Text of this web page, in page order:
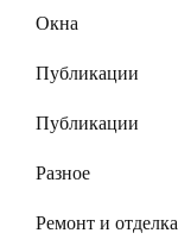
Окна
Публикации
Публикации
Разное
Ремонт и отделка